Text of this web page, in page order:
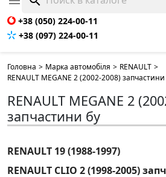
+38 (050) 224-00-11
+38 (097) 224-00-11
Головна > Марка автомобіля > RENAULT >
RENAULT MEGANE 2 (2002-2008)
RENAULT MEGANE 2
запчастини бу
RENAULT 19 (1988-1997)
RENAULT CLIO 2 (1998-2005)